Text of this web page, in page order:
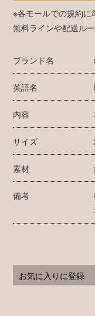
※各モールでの規約
無料ラインや配送ル
ブランド名
英語名
内容
サイズ
素材
備考
お気に入りに登録